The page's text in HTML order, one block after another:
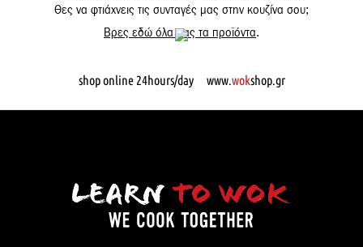
Θες να φτιάχνεις τις συνταγές μας στην κουζίνα σου;
Βρες εδώ όλα μας τα προϊόντα.
shop online 24hours/day www.wokshop.gr